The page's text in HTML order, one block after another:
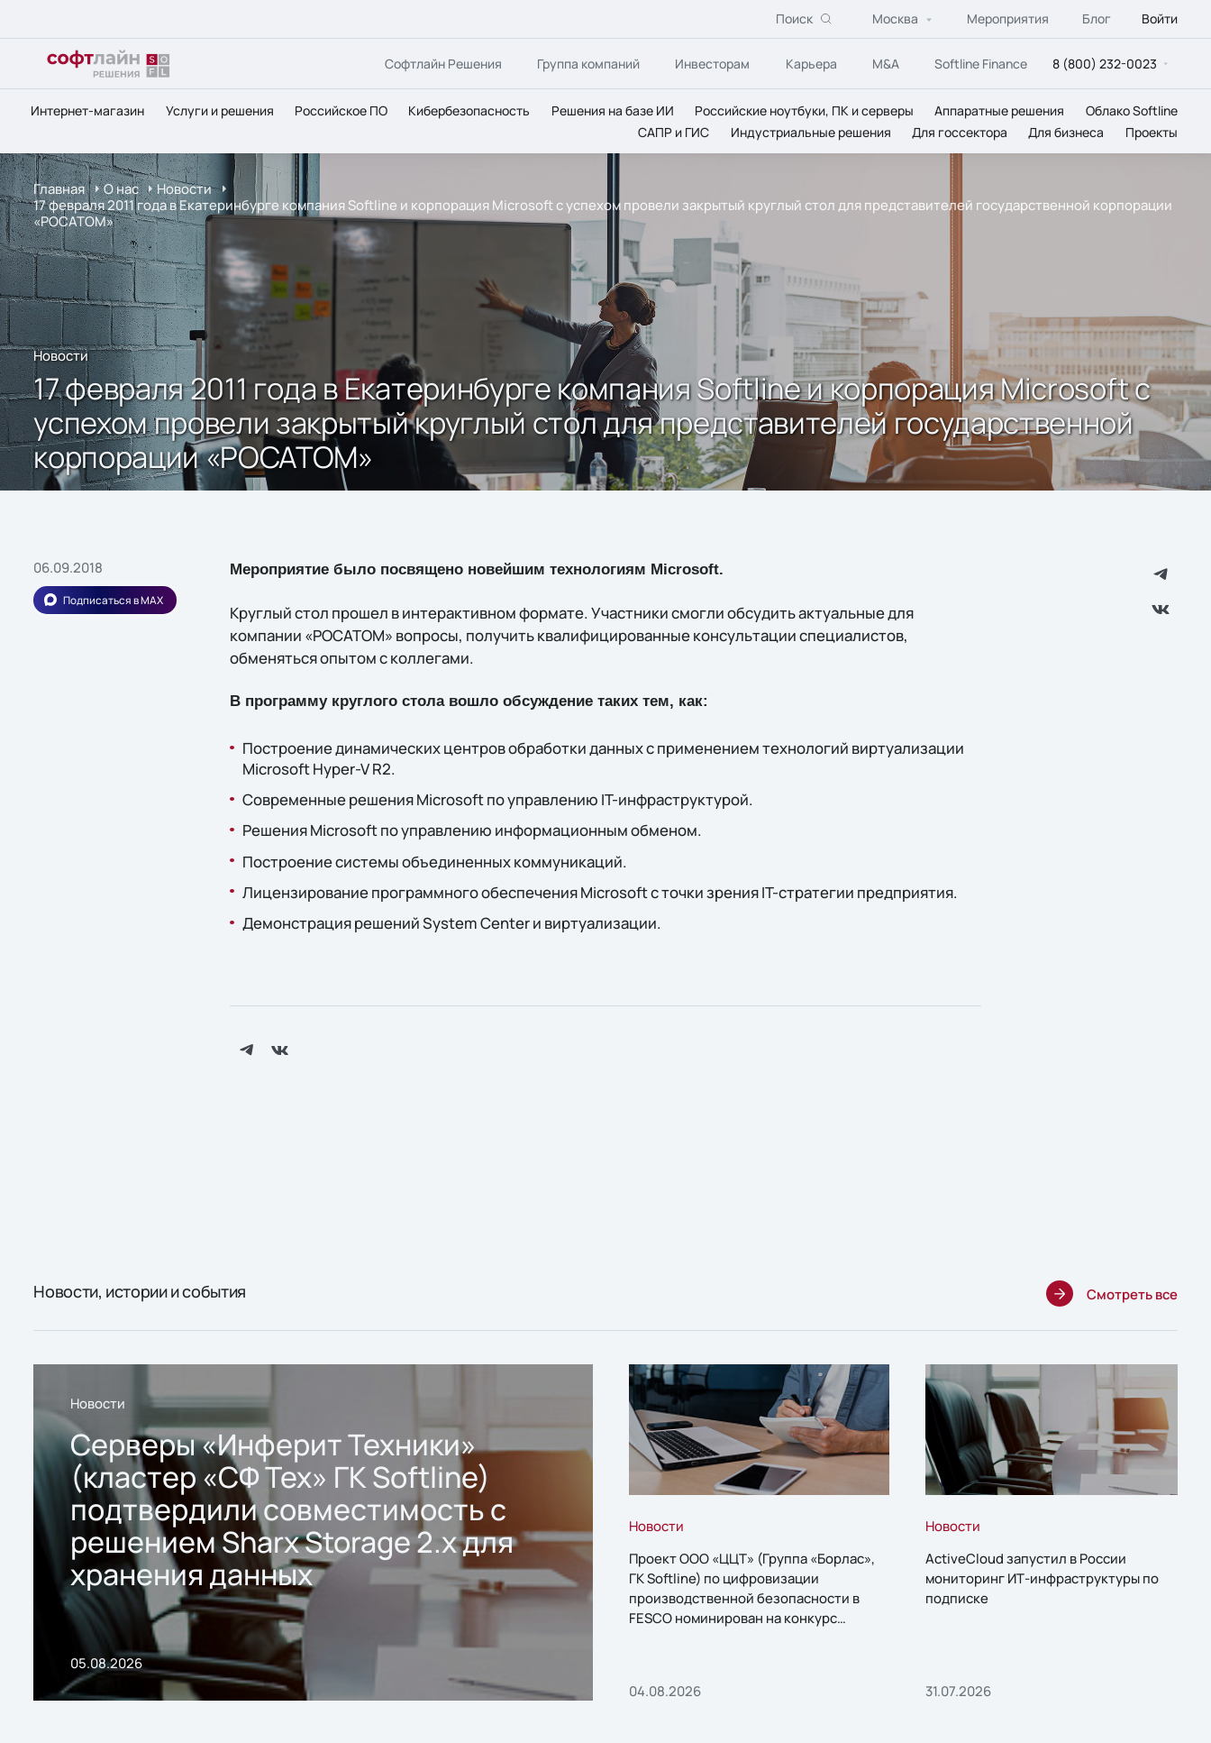
Поиск Москва Мероприятия Блог Войти
Софтлайн Решения Группа компаний Инвесторам Карьера M&A Softline Finance 8 (800) 232-0023
Интернет-магазин Услуги и решения Российское ПО Кибербезопасность Решения на базе ИИ Российские ноутбуки, ПК и серверы Аппаратные решения
Облако Softline
САПР и ГИС
Индустриальные решения Для госсектора Для бизнеса Проекты
Главная О нас
Новости
17 февраля 2011 года в Екатеринбурге компания Softline и корпорация Microsoft с успехом провели закрытый круглый стол для представителей государственной корпорации
«РОСАТОМ»
Новости
17 февраля 2011 года в Екатеринбурге компания Softline и корпорация Microsoft с
успехом провели закрытый круглый стол для представителей государственной
корпорации «РОСАТОМ»
06.09.2018
Подписаться в MAX
Мероприятие было посвящено новейшим технологиям Microsoft.
Круглый стол прошел в интерактивном формате. Участники смогли обсудить актуальные для
компании «РОСАТОМ» вопросы, получить квалифицированные консультации специалистов,
обменяться опытом с коллегами.
В программу круглого стола вошло обсуждение таких тем, как:
Построение динамических центров обработки данных с применением технологий виртуализации
Microsoft Hyper-V R2.
Современные решения Microsoft по управлению IT-инфраструктурой.
Решения Microsoft по управлению информационным обменом.
Построение системы объединенных коммуникаций.
Лицензирование программного обеспечения Microsoft с точки зрения IT-стратегии предприятия.
Демонстрация решений System Center и виртуализации.
Новости, истории и события Смотреть все
Новости
Серверы «Инферит Техники»
(кластер «СФ Тех» ГК Softline)
подтвердили совместимость с
решением Sharx Storage 2.x для
хранения данных
05.08.2026
Новости
Проект ООО «ЦЦТ» (Группа «Борлас»,
ГК Softline) по цифровизации
производственной безопасности в
FESCO номинирован на конкурс
04.08.2026
Новости
ActiveCloud запустил в России
мониторинг ИТ-инфраструктуры по
подписке
31.07.2026